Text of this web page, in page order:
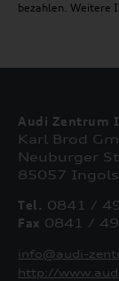
bezahlen. Weitere
Audi Zentrum
Karl Brod
Neuburger
85057
Tel. 0841 /
Fax 0841 /
info@audi-
http://